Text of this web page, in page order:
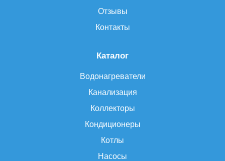
Каталог
Водонагреватели
Канализация
Коллекторы
Кондиционеры
Котлы
Насосы
Отзывы
Контакты